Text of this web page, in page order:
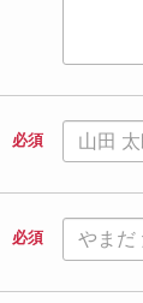
必須
必須